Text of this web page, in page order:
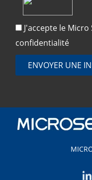
J'accepte le Micro
confidentialité
ENVOYER UNE